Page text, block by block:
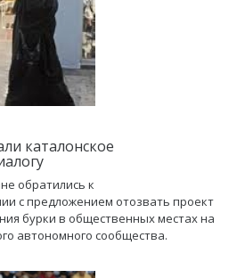
каталонское
обратились к
с предложением отозвать проект
бурки в общественных местах на
автономного сообщества.